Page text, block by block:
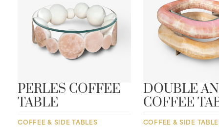
PERLES COFFEE
TABLE
COFFEE & SIDE TABLES
DOUBLE
COFFEE
COFFEE & SIDE